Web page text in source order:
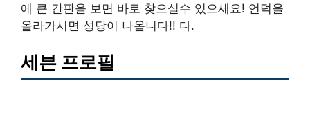
에 큰 간판을 보면 바로 찾으실수 있으세요! 언덕을
올라가시면 성당이 나옵니다!! 다.
세븐 프로필